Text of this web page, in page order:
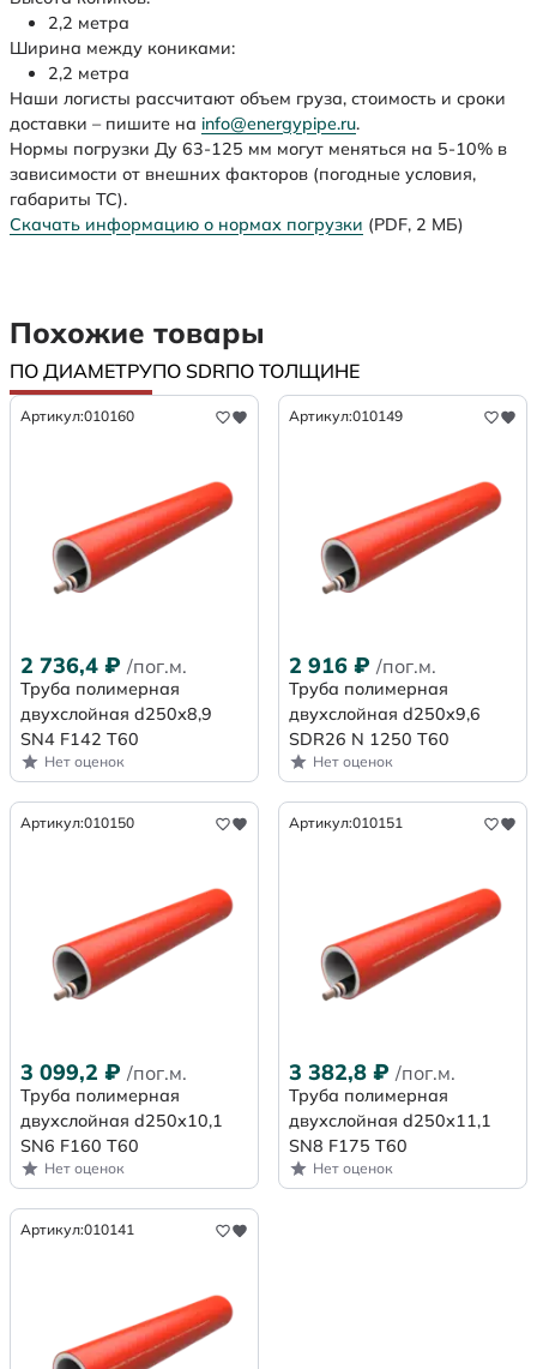
2,2 метра
Ширина между кониками:
2,2 метра
Наши логисты рассчитают объем груза, стоимость и сроки
доставки – пишите на info@energypipe.ru.
Нормы погрузки Ду 63-125 мм могут меняться на 5-10% в
зависимости от внешних факторов (погодные условия,
габариты ТС).
Скачать информацию о нормах погрузки (PDF, 2 МБ)
Похожие товары
ПО ДИАМЕТРУПО SDRПО ТОЛЩИНЕ
Артикул:010160
2 736,4 ₽ /пог.м.
Труба полимерная
двухслойная d250х8,9
SN4 F142 Т60
Нет оценок
Артикул:010149
2 916 ₽ /пог.м.
Труба полимерная
двухслойная d250x9,6
SDR26 N 1250 Т60
Нет оценок
Артикул:010150
3 099,2 ₽ /пог.м.
Труба полимерная
двухслойная d250х10,1
SN6 F160 Т60
Нет оценок
Артикул:010151
3 382,8 ₽ /пог.м.
Труба полимерная
двухслойная d250х11,1
SN8 F175 Т60
Нет оценок
Артикул:010141